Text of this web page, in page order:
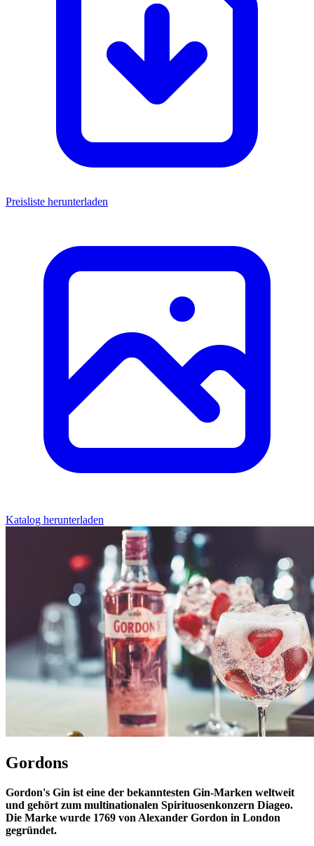
Preisliste herunterladen
Katalog herunterladen
Gordons
Gordon's Gin ist eine der bekanntesten Gin-Marken weltweit
und gehört zum multinationalen Spirituosenkonzern Diageo.
Die Marke wurde 1769 von Alexander Gordon in London
gegründet.